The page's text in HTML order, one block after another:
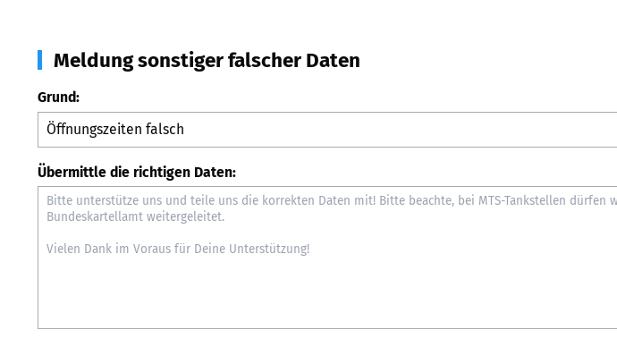
Meldung sonstiger falscher Daten
Grund:
Übermittle die richtigen Daten: